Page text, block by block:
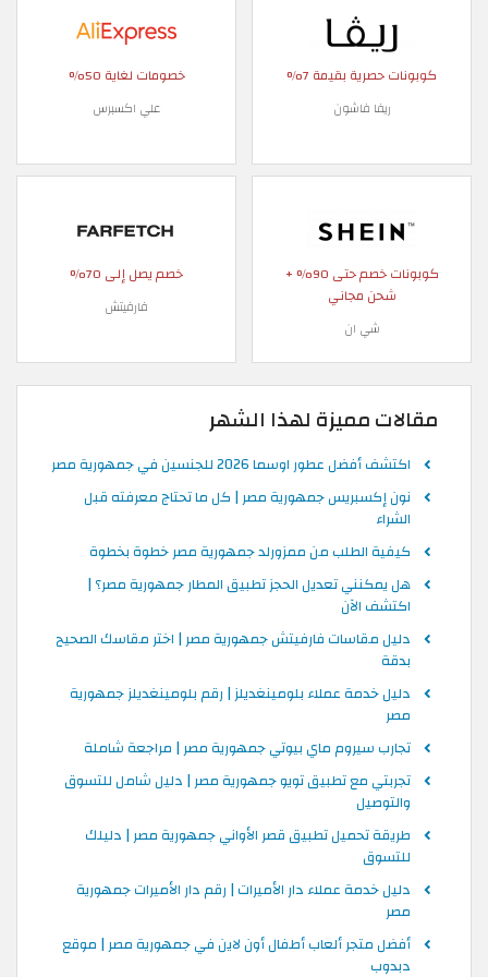
كوبونات حصرية بقيمة 7%
ريفا فاشون
خصومات لغاية 50%
علي اكسبرس
كوبونات خصم حتى 90% +
شحن مجاني
شي ان
خصم يصل إلى 70%
فارفيتش
مقالات مميزة لهذا الشهر
اكتشف أفضل عطور اوسما 2026 للجنسين في جمهورية مصر
نون إكسبريس جمهورية مصر | كل ما تحتاج معرفته قبل
الشراء
كيفية الطلب من ممزورلد جمهورية مصر خطوة بخطوة
هل يمكنني تعديل الحجز تطبيق المطار جمهورية مصر؟ |
اكتشف الآن
دليل مقاسات فارفيتش جمهورية مصر | اختر مقاسك الصحيح
بدقة
دليل خدمة عملاء بلومينغديلز | رقم بلومينغديلز جمهورية
مصر
تجارب سيروم ماي بيوتي جمهورية مصر | مراجعة شاملة
تجربتي مع تطبيق تويو جمهورية مصر | دليل شامل للتسوق
والتوصيل
طريقة تحميل تطبيق قصر الأواني جمهورية مصر | دليلك
للتسوق
دليل خدمة عملاء دار الأميرات | رقم دار الأميرات جمهورية
مصر
أفضل متجر ألعاب أطفال أون لاين في جمهورية مصر | موقع
دبدوب